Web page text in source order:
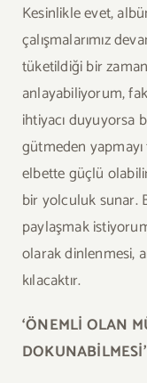
Kesinlikle evet,
çalışmalarımız
tüketildiği bir
anlayabiliyorum,
ihtiyacı duyuyorsa
gütmeden
elbette güçlü
bir yolculuk sunar.
paylaşmak
olarak dinlenmesi,
kılacaktır.
‘ÖNEMLİ OLAN
DOKUNABİLMESİ’